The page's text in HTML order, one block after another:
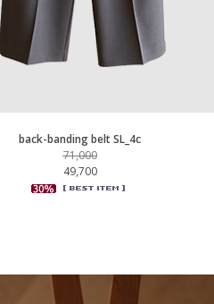
back-banding belt SL_4c
71,000
49,700